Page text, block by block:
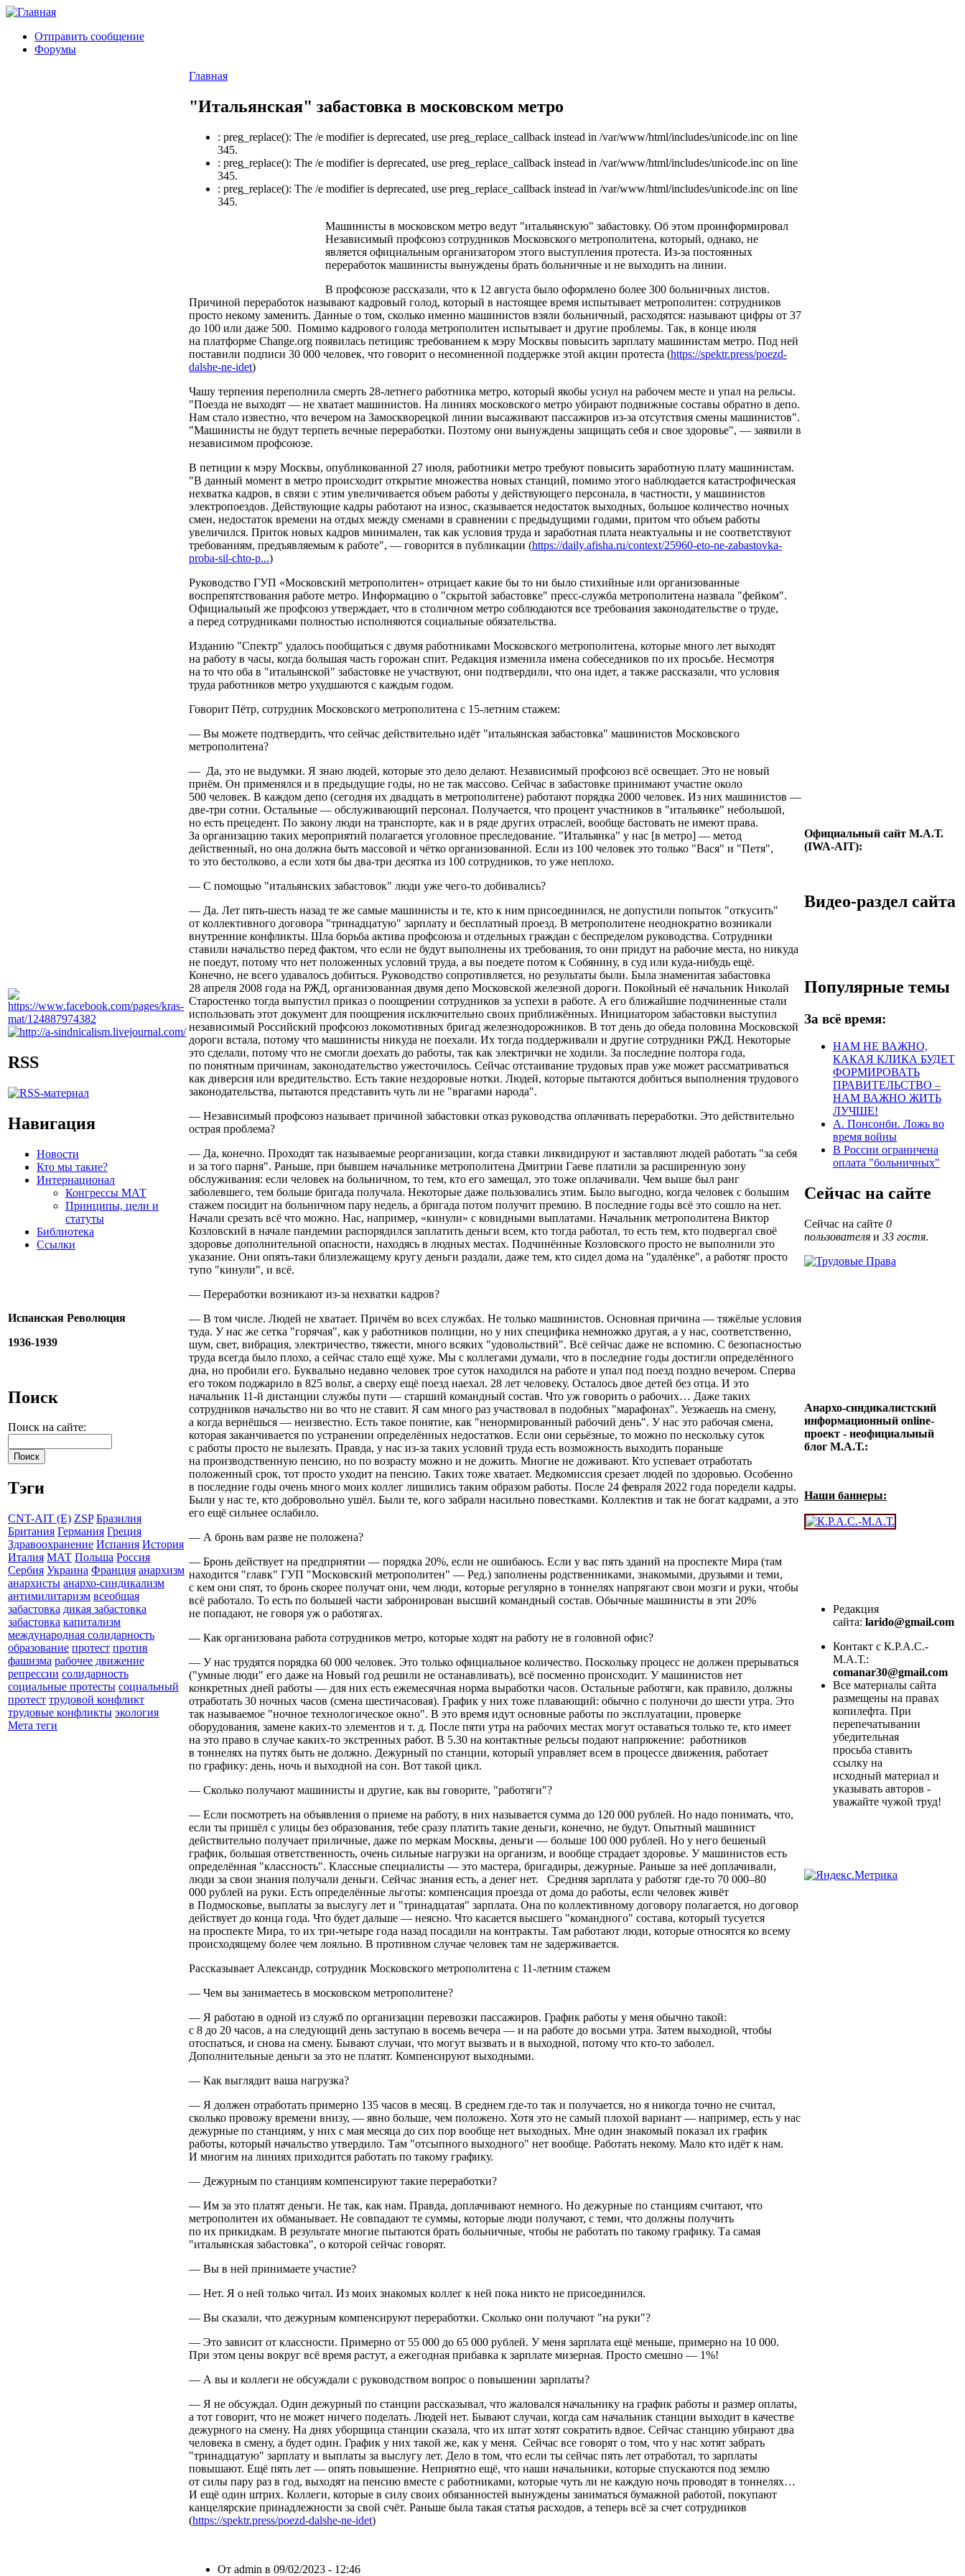
Отправить сообщение
Форумы
RSS
Навигация
Новости
Кто мы такие?
Интернационал
Конгрессы МАТ
Принципы, цели и
статуты
Библиотека
Ссылки
Испанская Революция
1936-1939
Поиск
Поиск на сайте:
Тэги
CNT-AIT (E) ZSP Бразилия
Британия Германия Греция
Здравоохранение Испания История
Италия МАТ Польша Россия
Сербия Украина Франция анархизм
анархисты анархо-синдикализм
антимилитаризм всеобщая
забастовка дикая забастовка
забастовка капитализм
международная солидарность
образование протест против
фашизма рабочее движение
репрессии солидарность
социальные протесты социальный
протест трудовой конфликт
трудовые конфликты экология
Мета теги
Главная
"Итальянская" забастовка в московском метро
: preg_replace(): The /e modifier is deprecated, use preg_replace_callback instead in /var/www/html/includes/unicode.inc on line
345.
: preg_replace(): The /e modifier is deprecated, use preg_replace_callback instead in /var/www/html/includes/unicode.inc on line
345.
: preg_replace(): The /e modifier is deprecated, use preg_replace_callback instead in /var/www/html/includes/unicode.inc on line
345.
Машинисты в московском метро ведут "итальянскую" забастовку. Об этом проинформировал
Независимый профсоюз сотрудников Московского метрополитена, который, однако, не
является официальным организатором этого выступления протеста. Из-за постоянных
переработок машинисты вынуждены брать больничные и не выходить на линии.
В профсоюзе рассказали, что к 12 августа было оформлено более 300 больничных листов.
Причиной переработок называют кадровый голод, который в настоящее время испытывает метрополитен: сотрудников
просто некому заменить. Данные о том, сколько именно машинистов взяли больничный, расходятся: называют цифры от 37
до 100 или даже 500. Помимо кадрового голода метрополитен испытывает и другие проблемы. Так, в конце июля
на платформе Change.org появилась петицияс требованием к мэру Москвы повысить зарплату машинистам метро. Под ней
поставили подписи 30 000 человек, что говорит о несомненной поддержке этой акции протеста (https://spektr.press/poezd-
dalshe-ne-idet)
Чашу терпения переполнила смерть 28-летнего работника метро, который якобы уснул на рабочем месте и упал на рельсы.
"Поезда не выходят — не хватает машинистов. На линиях московского метро убирают подвижные составы обратно в депо.
Нам стало известно, что вечером на Замоскворецкой линии высаживают пассажиров из‑за отсутствия смены машинистов".
"Машинисты не будут терпеть вечные переработки. Поэтому они вынуждены защищать себя и свое здоровье", — заявили в
независимом профсоюзе.
В петиции к мэру Москвы, опубликованной 27 июля, работники метро требуют повысить заработную плату машинистам.
"В данный момент в метро происходит открытие множества новых станций, помимо этого наблюдается катастрофическая
нехватка кадров, в связи с этим увеличивается объем работы у действующего персонала, в частности, у машинистов
электропоездов. Действующие кадры работают на износ, сказывается недостаток выходных, большое количество ночных
смен, недостаток времени на отдых между сменами в сравнении с предыдущими годами, притом что объем работы
увеличился. Приток новых кадров минимален, так как условия труда и заработная плата неактуальны и не соответствуют
требованиям, предъявляемым к работе", — говорится в публикации (https://daily.afisha.ru/context/25960-eto-ne-zabastovka-
proba-sil-chto-p...)
Руководство ГУП «Московский метрополитен» отрицает какие бы то ни было стихийные или организованные
воспрепятствования работе метро. Информацию о "скрытой забастовке" пресс-служба метрополитена назвала "фейком".
Официальный же профсоюз утверждает, что в столичном метро соблюдаются все требования законодательстве о труде,
а перед сотрудниками полностью исполняются социальные обязательства.
Изданию "Спектр" удалось пообщаться с двумя работниками Московского метрополитена, которые много лет выходят
на работу в часы, когда большая часть горожан спит. Редакция изменила имена собеседников по их просьбе. Несмотря
на то что оба в "итальянской" забастовке не участвуют, они подтвердили, что она идет, а также рассказали, что условия
труда работников метро ухудшаются с каждым годом.
Говорит Пётр, сотрудник Московского метрополитена с 15-летним стажем:
— Вы можете подтвердить, что сейчас действительно идёт "итальянская забастовка" машинистов Московского
метрополитена?
— Да, это не выдумки. Я знаю людей, которые это дело делают. Независимый профсоюз всё освещает. Это не новый
приём. Он применялся и в предыдущие годы, но не так массово. Сейчас в забастовке принимают участие около
500 человек. В каждом депо (сегодня их двадцать в метрополитене) работают порядка 2000 человек. Из них машинистов —
две-три сотни. Остальные — обслуживающий персонал. Получается, что процент участников в "итальянке" небольшой,
но есть прецедент. По закону люди на транспорте, как и в ряде других отраслей, вообще бастовать не имеют права.
За организацию таких мероприятий полагается уголовное преследование. "Итальянка" у нас [в метро] — метод
действенный, но она должна быть массовой и чётко организованной. Если из 100 человек это только "Вася" и "Петя",
то это бестолково, а если хотя бы два-три десятка из 100 сотрудников, то уже неплохо.
— С помощью "итальянских забастовок" люди уже чего-то добивались?
— Да. Лет пять-шесть назад те же самые машинисты и те, кто к ним присоединился, не допустили попыток "откусить"
от коллективного договора "тринадцатую" зарплату и бесплатный проезд. В метрополитене неоднократно возникали
внутренние конфликты. Шла борьба актива профсоюза и отдельных граждан с беспределом руководства. Сотрудники
ставили начальство перед фактом, что если не будут выполнены их требования, то они придут на рабочие места, но никуда
не поедут, потому что нет положенных условий труда, а вы поедете потом к Собянину, в суд или куда-нибудь ещё.
Конечно, не всего удавалось добиться. Руководство сопротивляется, но результаты были. Была знаменитая забастовка
28 апреля 2008 года на РЖД, организованная двумя депо Московской железной дороги. Покойный её начальник Николай
Старостенко тогда выпустил приказ о поощрении сотрудников за успехи в работе. А его ближайшие подчиненные стали
использовать этот документ для поощрения исключительно своих приближённых. Инициатором забастовки выступил
независимый Российский профсоюз локомотивных бригад железнодорожников. В тот день до обеда половина Московской
дороги встала, потому что машинисты никуда не поехали. Их тогда поддерживали и другие сотрудники РЖД. Некоторые
это сделали, потому что не смогли доехать до работы, так как электрички не ходили. За последние полтора года,
по понятным причинам, законодательство ужесточилось. Сейчас отстаивание трудовых прав уже может рассматриваться
как диверсия или вредительство. Есть такие нездоровые нотки. Людей, которые пытаются добиться выполнения трудового
законодательства, пытаются представить чуть ли не "врагами народа".
— Независимый профсоюз называет причиной забастовки отказ руководства оплачивать переработки. Это действительно
острая проблема?
— Да, конечно. Проходят так называемые реорганизации, когда ставки ликвидируют и заставляют людей работать "за себя
и за того парня". Раньше, при бывшем начальнике метрополитена Дмитрии Гаеве платили за расширенную зону
обслуживания: если человек на больничном, то тем, кто его замещал, это тоже оплачивали. Чем выше был ранг
заболевшего, тем больше бригада получала. Некоторые даже пользовались этим. Было выгодно, когда человек с большим
стажем посидит на больничном пару недель, а бригада потом получит премию. В последние годы всё это сошло на нет.
Начали срезать всё что можно. Нас, например, «кинули» с ковидными выплатами. Начальник метрополитена Виктор
Козловский в начале пандемии распорядился заплатить деньги всем, кто тогда работал, то есть тем, кто подвергал своё
здоровье дополнительной опасности, находясь в людных местах. Подчинённые Козловского просто не выполнили это
указание. Они опять-таки близлежащему кругу деньги раздали, даже тем, кто сидел дома на "удалёнке", а работяг просто
тупо "кинули", и всё.
— Переработки возникают из-за нехватки кадров?
— В том числе. Людей не хватает. Причём во всех службах. Не только машинистов. Основная причина — тяжёлые условия
туда. У нас же сетка "горячая", как у работников полиции, но у них специфика немножко другая, а у нас, соответственно,
шум, свет, вибрация, электричество, тяжести, много всяких "удовольствий". Всё сейчас даже не вспомню. С безопасностью
труда всегда было плохо, а сейчас стало ещё хуже. Мы с коллегами думали, что в последние годы достигли определённого
дна, но пробили его. Буквально недавно человек трое суток находился на работе и упал под поезд поздно вечером. Сперва
его током поджарило в 825 вольт, а сверху ещё поезд наехал. 28 лет человеку. Осталось двое детей без отца. И это
начальник 11-й дистанции службы пути — старший командный состав. Что уж говорить о рабочих… Даже таких
сотрудников начальство ни во что не ставит. Я сам много раз участвовал в подобных "марафонах". Уезжаешь на смену,
а когда вернёшься — неизвестно. Есть такое понятие, как "ненормированный рабочий день". У нас это рабочая смена,
которая заканчивается по устранении определённых недостатков. Если они серьёзные, то можно по нескольку суток
с работы просто не вылезать. Правда, у нас из-за таких условий труда есть возможность выходить пораньше
на производственную пенсию, но по возрасту можно и не дожить. Многие не доживают. Кто успевает отработать
положенный срок, тот просто уходит на пенсию. Таких тоже хватает. Медкомиссия срезает людей по здоровью. Особенно
в последние годы очень много моих коллег лишились таким образом работы. После 24 февраля 2022 года поредели кадры.
Были у нас те, кто добровольно ушёл. Были те, кого забрали насильно повестками. Коллектив и так не богат кадрами, а это
его ещё сильнее ослабило.
— А бронь вам разве не положена?
— Бронь действует на предприятии — порядка 20%, если не ошибаюсь. Если у вас пять зданий на проспекте Мира (там
находится "главк" ГУП "Московский метрополитен" — Ред.) заполнены родственниками, знакомыми, друзьями и теми,
с кем они спят, то бронь скорее получат они, чем люди, которые регулярно в тоннелях напрягают свои мозги и руки, чтобы
всё работало. То есть по большей части забронирован высший командный состав. Обычные машинисты в эти 20%
не попадают, не говоря уж о работягах.
— Как организована работа сотрудников метро, которые ходят на работу не в головной офис?
— У нас трудятся порядка 60 000 человек. Это только официальное количество. Поскольку процесс не должен прерываться
("умные люди" его даже на Новый год решили не останавливать), всё посменно происходит. У машинистов нет
конкретных дней работы — для них есть ежемесячная норма выработки часов. Остальные работяги, как правило, должны
отработать 30 ночных часов (смена шестичасовая). График у них тоже плавающий: обычно с полуночи до шести утра. Это
так называемое "ночное технологическое окно". В это время идут основные работы по эксплуатации, проверке
оборудования, замене каких-то элементов и т. д. После пяти утра на рабочих местах могут оставаться только те, кто имеет
на это право в случае каких-то экстренных работ. В 5.30 на контактные рельсы подают напряжение: работников
в тоннелях на путях быть не должно. Дежурный по станции, который управляет всем в процессе движения, работает
по графику: день, ночь и выходной на сон. Вот такой цикл.
— Сколько получают машинисты и другие, как вы говорите, "работяги"?
— Если посмотреть на объявления о приеме на работу, в них называется сумма до 120 000 рублей. Но надо понимать, что,
если ты пришёл с улицы без образования, тебе сразу платить такие деньги, конечно, не будут. Опытный машинист
действительно получает приличные, даже по меркам Москвы, деньги — больше 100 000 рублей. Но у него бешеный
график, большая ответственность, очень сильные нагрузки на организм, и вообще страдает здоровье. У машинистов есть
определённая "классность". Классные специалисты — это мастера, бригадиры, дежурные. Раньше за неё доплачивали,
люди за свои знания получали деньги. Сейчас знания есть, а денег нет. Средняя зарплата у работяг где-то 70 000–80
000 рублей на руки. Есть определённые льготы: компенсация проезда от дома до работы, если человек живёт
в Подмосковье, выплаты за выслугу лет и "тринадцатая" зарплата. Она по коллективному договору полагается, но договор
действует до конца года. Что будет дальше — неясно. Что касается высшего "командного" состава, который тусуется
на проспекте Мира, то их три-четыре года назад посадили на контракты. Там работают люди, которые относятся ко всему
происходящему более чем лояльно. В противном случае человек там не задерживается.
Рассказывает Александр, сотрудник Московского метрополитена с 11-летним стажем
— Чем вы занимаетесь в московском метрополитене?
— Я работаю в одной из служб по организации перевозки пассажиров. График работы у меня обычно такой:
с 8 до 20 часов, а на следующий день заступаю в восемь вечера — и на работе до восьми утра. Затем выходной, чтобы
отоспаться, и снова на смену. Бывают случаи, что могут вызвать и в выходной, потому что кто-то заболел.
Дополнительные деньги за это не платят. Компенсируют выходными.
— Как выглядит ваша нагрузка?
— Я должен отработать примерно 135 часов в месяц. В среднем где-то так и получается, но я никогда точно не считал,
сколько провожу времени внизу, — явно больше, чем положено. Хотя это не самый плохой вариант — например, есть у нас
дежурные по станциям, у них с мая месяца до сих пор вообще нет выходных. Мне один знакомый показал их график
работы, который начальство утвердило. Там "отсыпного выходного" нет вообще. Работать некому. Мало кто идёт к нам.
И многим на линиях приходится работать по такому графику.
— Дежурным по станциям компенсируют такие переработки?
— Им за это платят деньги. Не так, как нам. Правда, доплачивают немного. Но дежурные по станциям считают, что
метрополитен их обманывает. Не совпадают те суммы, которые люди получают, с теми, что должны получить
по их прикидкам. В результате многие пытаются брать больничные, чтобы не работать по такому графику. Та самая
"итальянская забастовка", о которой сейчас говорят.
— Вы в ней принимаете участие?
— Нет. Я о ней только читал. Из моих знакомых коллег к ней пока никто не присоединился.
— Вы сказали, что дежурным компенсируют переработки. Сколько они получают "на руки"?
— Это зависит от классности. Примерно от 55 000 до 65 000 рублей. У меня зарплата ещё меньше, примерно на 10 000.
При этом цены вокруг всё время растут, а ежегодная прибавка к зарплате мизерная. Просто смешно — 1%!
— А вы и коллеги не обсуждали с руководством вопрос о повышении зарплаты?
— Я не обсуждал. Один дежурный по станции рассказывал, что жаловался начальнику на график работы и размер оплаты,
а тот говорит, что не может ничего поделать. Людей нет. Бывают случаи, когда сам начальник станции выходит в качестве
дежурного на смену. На днях уборщица станции сказала, что их штат хотят сократить вдвое. Сейчас станцию убирают два
человека в смену, а будет один. График у них такой же, как у меня. Сейчас все говорят о том, что у нас хотят забрать
"тринадцатую" зарплату и выплаты за выслугу лет. Дело в том, что если ты сейчас пять лет отработал, то зарплаты
повышают. Ещё пять лет — опять повышение. Неприятно ещё, что наши начальники, которые спускаются под землю
от силы пару раз в год, выходят на пенсию вместе с работниками, которые чуть ли не каждую ночь проводят в тоннелях…
И ещё один штрих. Коллеги, которые в силу своих обязанностей вынуждены заниматься бумажной работой, покупают
канцелярские принадлежности за свой счёт. Раньше была такая статья расходов, а теперь всё за счет сотрудников
(https://spektr.press/poezd-dalshe-ne-idet)
От admin в 09/02/2023 - 12:46
Официальный сайт М.А.Т.
(IWA-AIT):
Видео-раздел сайта
Популярные темы
За всё время:
НАМ НЕ ВАЖНО,
КАКАЯ КЛИКА БУДЕТ
ФОРМИРОВАТЬ
ПРАВИТЕЛЬСТВО –
НАМ ВАЖНО ЖИТЬ
ЛУЧШЕ!
А. Понсонби. Ложь во
время войны
В России ограничена
оплата "больничных"
Сейчас на сайте
Сейчас на сайте 0
пользователя и 33 гостя.
Анархо-синдикалистский
информационный online-
проект - неофициальный
блог М.А.Т.:
Наши баннеры:
Редакция
сайта: larido@gmail.com
Контакт с К.Р.А.С.-
М.А.Т.:
comanar30@gmail.com
Все материалы сайта
размещены на правах
копилефта. При
перепечатывании
убедительная
просьба ставить
ссылку на
исходный материал и
указывать авторов -
уважайте чужой труд!